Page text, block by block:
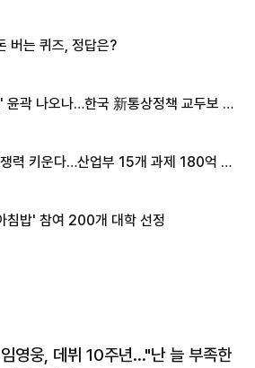
버는 퀴즈, 정답은?
윤곽 나오나…한국 新통상정책 교두보 활
력 키운다…산업부 15개 과제 180억 지
침밥' 참여 200개 대학 선정
임영웅, 데뷔 10주년…"난 늘 부족한